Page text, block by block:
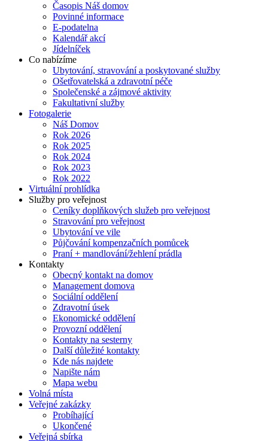
Časopis Náš domov
Povinné informace
E-podatelna
Kalendář akcí
Jídelníček
Co nabízíme
Ubytování, stravování a poskytované služby
Ošetřovatelská a zdravotní péče
Společenské a zájmové aktivity
Fakultativní služby
Fotogalerie
Náš Domov
Rok 2026
Rok 2025
Rok 2024
Rok 2023
Rok 2022
Virtuální prohlídka
Služby pro veřejnost
Ceníky doplňkových služeb pro veřejnost
Stravování pro veřejnost
Ubytování ve vile
Půjčování kompenzačních pomůcek
Praní + mandlování/žehlení prádla
Kontakty
Obecný kontakt na domov
Management domova
Sociální oddělení
Zdravotní úsek
Ekonomické oddělení
Provozní oddělení
Kontakty na sesterny
Další důležité kontakty
Kde nás najdete
Napište nám
Mapa webu
Volná místa
Veřejné zakázky
Probíhající
Ukončené
Veřejná sbírka